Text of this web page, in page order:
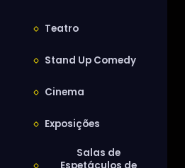
Teatro
Stand Up Comedy
Cinema
Exposições
Salas de